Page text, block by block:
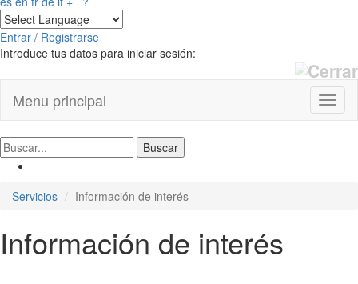
Entrar / Registrarse
Introduce tus datos para iniciar sesión:
Menu principal
Servicios Información de interés
Información de interés